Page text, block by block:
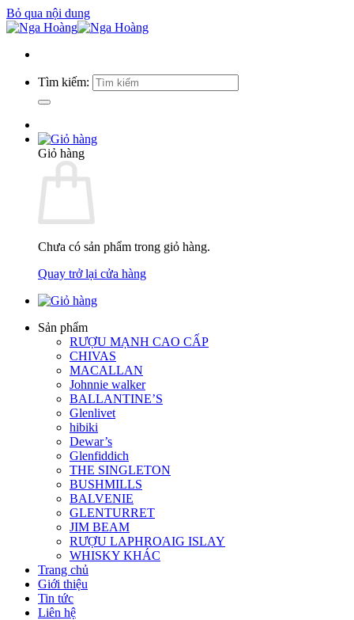
Bỏ qua nội dung
Tìm kiếm:
Giỏ hàng
Chưa có sản phẩm trong giỏ hàng.
Quay trở lại cửa hàng
Sản phẩm
RƯỢU MẠNH CAO CẤP
CHIVAS
MACALLAN
Johnnie walker
BALLANTINE’S
Glenlivet
hibiki
Dewar’s
Glenfiddich
THE SINGLETON
BUSHMILLS
BALVENIE
GLENTURRET
JIM BEAM
RƯỢU LAPHROAIG ISLAY
WHISKY KHÁC
Trang chủ
Giới thiệu
Tin tức
Liên hệ